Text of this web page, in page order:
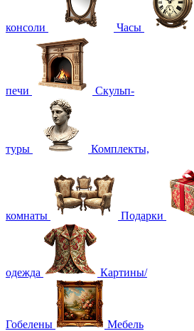
консоли Часы
печи Скульп-
туры Комплекты,
комнаты Подарки
одежда Картины/
Гобелены Мебель